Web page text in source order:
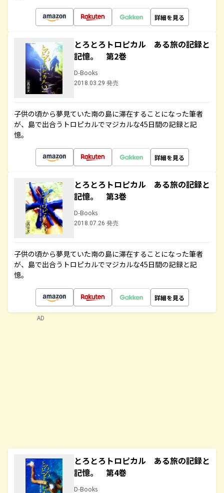
詳細を見る
とろとろトロピカル ある旅の記録と
記憶。 第2巻
D-Books
2018.03.29 発売
子供の頃から夢見ていた南の島に滞在することになった筆者
が、島で出合うトロピカルでマジカルな45日間の記録と記
憶。
詳細を見る
とろとろトロピカル ある旅の記録と
記憶。 第3巻
D-Books
2018.07.26 発売
子供の頃から夢見ていた南の島に滞在することになった筆者
が、島で出合うトロピカルでマジカルな45日間の記録と記
憶。
詳細を見る
とろとろトロピカル ある旅の記録と
記憶。 第4巻
D-Books
AD